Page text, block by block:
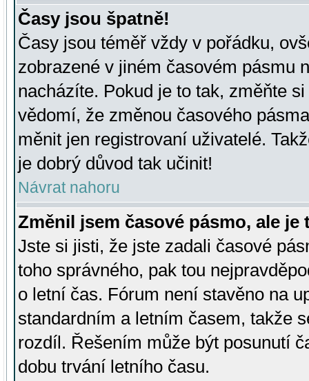
Časy jsou špatně!
Časy jsou téměř vždy v pořádku,
zobrazené v jiném časovém pásmu
nacházíte. Pokud je to tak, změňte
vědomí, že změnou časového
měnit jen registrovaní uživatelé.
je dobrý důvod tak učinit!
Návrat nahoru
Změnil jsem časové pásmo, ale je
Jste si jisti, že jste zadali časové
toho správného, pak tou
o letní čas. Fórum není stavěno na
standardním a letním časem, takže
rozdíl. Řešením může být posunutí
dobu trvání letního času.